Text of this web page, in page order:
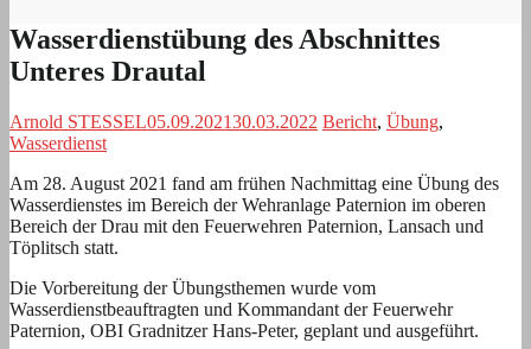
Wasserdienstübung des Abschnittes
Unteres Drautal
Arnold STESSEL05.09.202130.03.2022 Bericht, Übung,
Wasserdienst
Am 28. August 2021 fand am frühen Nachmittag eine Übung des
Wasserdienstes im Bereich der Wehranlage Paternion im oberen
Bereich der Drau mit den Feuerwehren Paternion, Lansach und
Töplitsch statt.
Die Vorbereitung der Übungsthemen wurde vom
Wasserdienstbeauftragten und Kommandant der Feuerwehr
Paternion, OBI Gradnitzer Hans-Peter, geplant und ausgeführt.